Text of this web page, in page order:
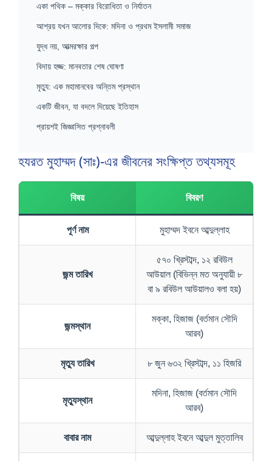
একা পথিক – মক্কার বিরোধিতা ও নির্যাতন
আশ্রয় যখন আলোর দিকে: মদিনা ও প্রথম ইসলামী সমাজ
যুদ্ধ নয়, আত্মরক্ষার গল্প
বিদায় হজ্জ: মানবতার শেষ ঘোষণা
মৃত্যু: এক মহামানবের অন্তিম প্রস্থান
একটি জীবন, যা বদলে দিয়েছে ইতিহাস
প্রায়শই জিজ্ঞাসিত প্রশ্নাবলী
হযরত মুহাম্মদ (সাঃ)-এর জীবনের সংক্ষিপ্ত তথ্যসমূহ
বিষয় বিবরণ
পূর্ণ নাম মুহাম্মদ ইবনে আব্দুল্লাহ
জন্ম তারিখ
৫৭০ খ্রিস্টাব্দ, ১২ রবিউল
আউয়াল (বিভিন্ন মত অনুযায়ী ৮
বা ৯ রবিউল আউয়ালও বলা হয়)
জন্মস্থান
মক্কা, হিজাজ (বর্তমান সৌদি
আরব)
মৃত্যু তারিখ ৮ জুন ৬৩২ খ্রিস্টাব্দ, ১১ হিজরি
মৃত্যুস্থান
মদিনা, হিজাজ (বর্তমান সৌদি
আরব)
বাবার নাম আব্দুল্লাহ ইবনে আব্দুল মুত্তালিব